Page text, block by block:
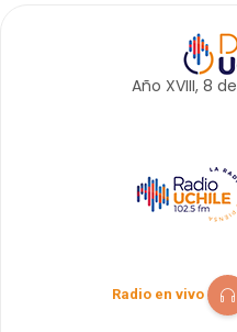
Año XVIII, 8 de
Radio en vivo